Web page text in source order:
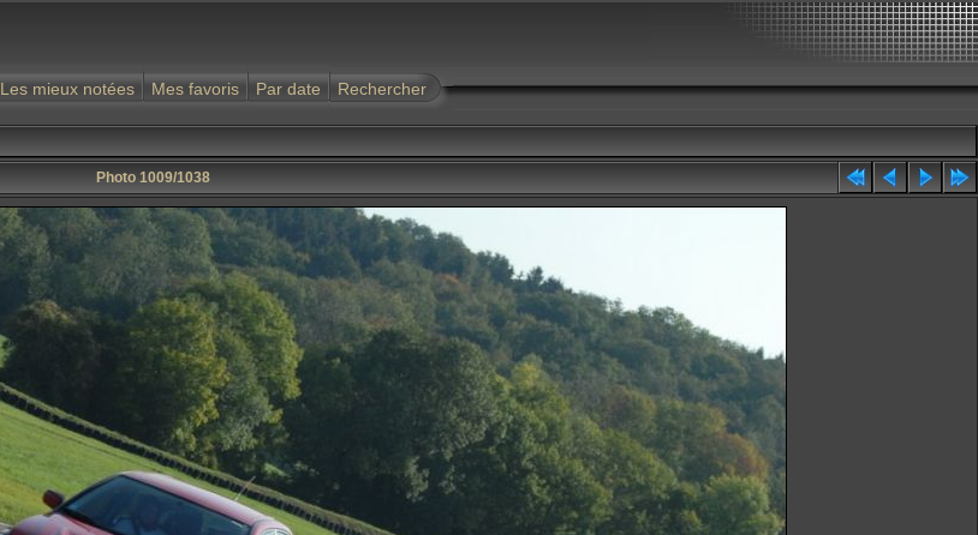
Les mieux notées Mes favoris Par date Rechercher
Photo 1009/1038